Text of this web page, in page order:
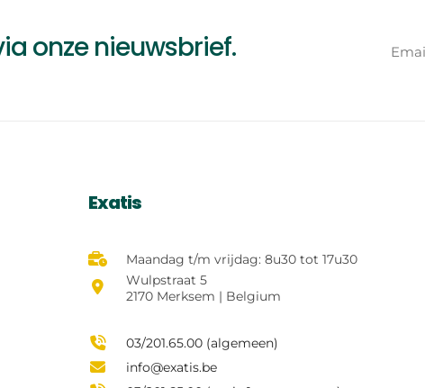
onzenieuwsbrief.
Exatis
Maandag t/m vrijdag: 8u30 tot 17u30
Wulpstraat 5
2170 Merksem | Belgium
03/201.65.00 (algemeen)
info@exatis.be